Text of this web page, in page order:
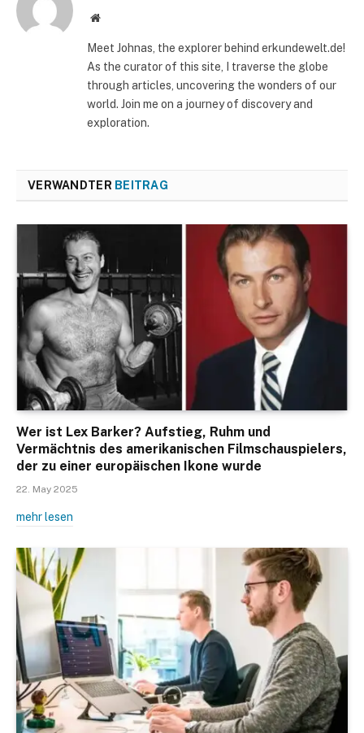
Website
Meet Johnas, the explorer behind erkundewelt.de!
As the curator of this site, I traverse the globe
through articles, uncovering the wonders of our
world. Join me on a journey of discovery and
exploration.
VERWANDTER BEITRAG
Wer ist Lex Barker? Aufstieg, Ruhm und
Vermächtnis des amerikanischen Filmschauspielers,
der zu einer europäischen Ikone wurde
22. May 2025
mehr lesen